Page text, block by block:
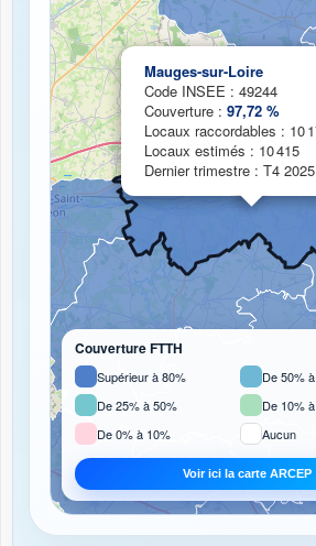
Chargement de la carte de
Mauges-sur-Loire
Code INSEE : 49244
Couverture : 97,72 %
Locaux raccordables : 10
Locaux estimés : 10 415
Dernier trimestre : T4 2025
Couverture FTTH
Supérieur à 80%
De 50%
De 25% à 50%
De 10%
De 0% à 10%
Aucun
Voir ici la carte ARCEP